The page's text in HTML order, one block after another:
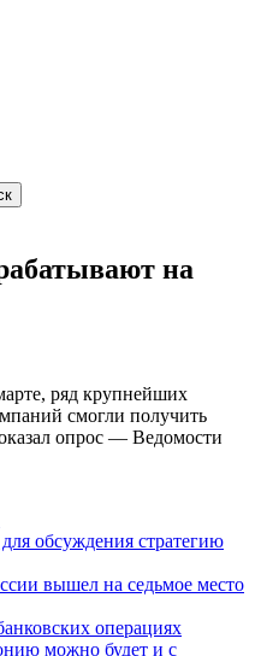
на
ряд крупнейших
смогли получить
опрос — Ведомости
обсуждения стратегию
вышел на седьмое место
операциях
можно будет и с